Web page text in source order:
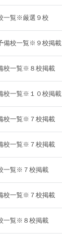
一覧※厳選９校
備校一覧※９校掲載
校一覧※８校掲載
校一覧※１０校掲載
校一覧※７校掲載
校一覧※７校掲載
一覧※７校掲載
校一覧※７校掲載
一覧※８校掲載